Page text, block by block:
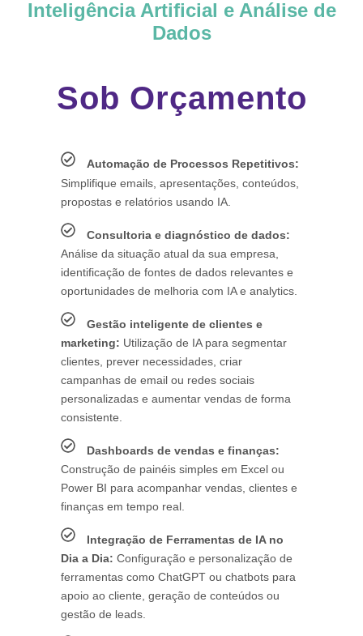
Inteligência Artificial e Análise de
Dados
Sob Orçamento
Automação de Processos Repetitivos:
Simplifique emails, apresentações, conteúdos,
propostas e relatórios usando IA.
Consultoria e diagnóstico de dados:
Análise da situação atual da sua empresa,
identificação de fontes de dados relevantes e
oportunidades de melhoria com IA e analytics.
Gestão inteligente de clientes e
marketing: Utilização de IA para segmentar
clientes, prever necessidades, criar
campanhas de email ou redes sociais
personalizadas e aumentar vendas de forma
consistente.
Dashboards de vendas e finanças:
Construção de painéis simples em Excel ou
Power BI para acompanhar vendas, clientes e
finanças em tempo real.
Integração de Ferramentas de IA no
Dia a Dia: Configuração e personalização de
ferramentas como ChatGPT ou chatbots para
apoio ao cliente, geração de conteúdos ou
gestão de leads.